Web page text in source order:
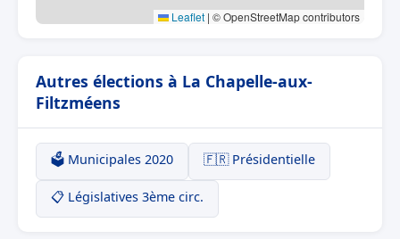
Leaflet | © OpenStreetMap contributors
Autres élections à La Chapelle-aux-
Filtzméens
🗳️ Municipales 2020 🇫🇷 Présidentielle
📋 Législatives 3ème circ.